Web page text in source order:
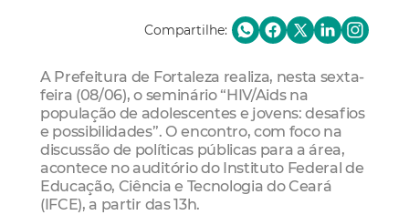
Compartilhe:
A Prefeitura de Fortaleza realiza, nesta sexta-
feira (08/06), o seminário “HIV/Aids na
população de adolescentes e jovens: desafios
e possibilidades”. O encontro, com foco na
discussão de políticas públicas para a área,
acontece no auditório do Instituto Federal de
Educação, Ciência e Tecnologia do Ceará
(IFCE), a partir das 13h.